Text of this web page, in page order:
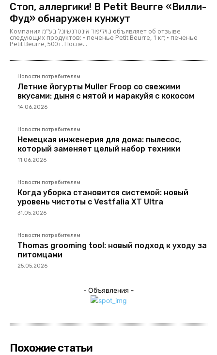
Стоп, аллергики! В Petit Beurre «Вилли-
Фуд» обнаружен кунжут
Компания ג.ויליפוד אינטרנשיונל בע"מ объявляет об отзыве
следующих продуктов: • печенье Petit Beurre, 1 кг; • печенье
Petit Beurre, 500 г. После...
Новости потребителям
Летние йогурты Muller Froop со свежими
вкусами: дыня с мятой и маракуйя с кокосом
14.06.2026
Новости потребителям
Немецкая инженерия для дома: пылесос,
который заменяет целый набор техники
11.06.2026
Новости потребителям
Когда уборка становится системой: новый
уровень чистоты с Vestfalia XT Ultra
31.05.2026
Новости потребителям
Thomas grooming tool: новый подход к уходу за
питомцами
25.05.2026
- Объявления -
Похожие статьи